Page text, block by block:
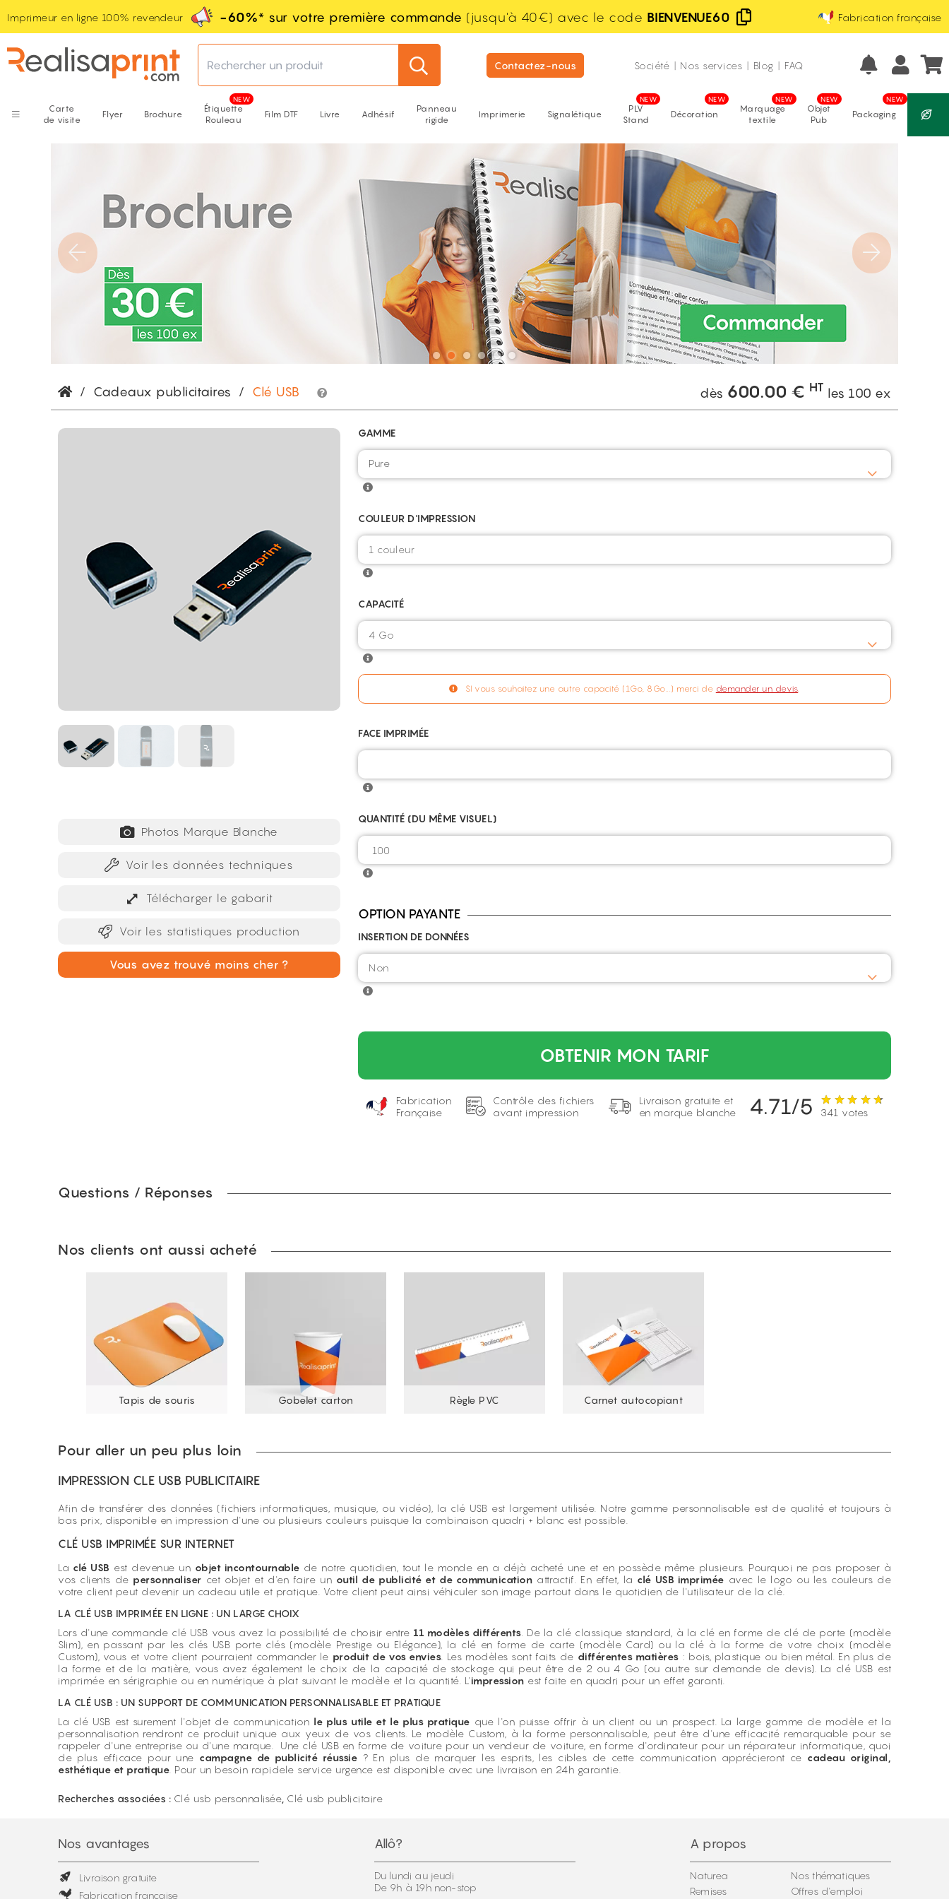
Imprimeur en ligne 100% revendeur -60%* sur votre première commande (jusqu'à 40€) avec le code BIENVENUE60
Fabrication française
Prix les moins chers d'Europe
Excellent avis vérifiés
Rechercher un produit Contactez-nous Société | Nos services | Blog | FAQ
Carte
de visite
Flyer Brochure
Étiquette
Rouleau
Film DTF Livre Adhésif
Panneau
rigide
Imprimerie Signalétique
PLV
Stand
Décoration
Marquage
textile
Objet
Pub
Packaging
/ Cadeaux publicitaires / Clé USB dès 600.00 € HT les 100 ex
Photos Marque Blanche
Voir les données techniques
Télécharger le gabarit
Voir les statistiques production
Vous avez trouvé moins cher ?
GAMME
Pure
COULEUR D'IMPRESSION
CAPACITÉ
SI vous souhaitez une autre capacité (1Go, 8Go...) merci de demander un devis.
FACE IMPRIMÉE
QUANTITÉ (DU MÊME VISUEL)
OPTION PAYANTE
INSERTION DE DONNÉES
OBTENIR MON TARIF
Fabrication
Française
Contrôle des fichiers
avant impression
Livraison gratuite et
en marque blanche
4.71/5 341 votes
Questions / Réponses
Nos clients ont aussi acheté
Tapis de souris Gobelet carton Règle PVC Carnet autocopiant
Pour aller un peu plus loin
IMPRESSION CLE USB PUBLICITAIRE
Afin de transférer des données (fichiers informatiques, musique, ou vidéo), la clé USB est largement utilisée. Notre gamme personnalisable est de qualité et toujours à
bas prix, disponible en impression d'une ou plusieurs couleurs puisque la combinaison quadri + blanc est possible.
CLÉ USB IMPRIMÉE SUR INTERNET
La clé USB est devenue un objet incontournable de notre quotidien, tout le monde en a déjà acheté une et en possède même plusieurs. Pourquoi ne pas proposer à
vos clients de personnaliser cet objet et d'en faire un outil de publicité et de communication attractif. En effet, la clé USB imprimée avec le logo ou les couleurs de
votre client peut devenir un cadeau utile et pratique. Votre client peut ainsi véhiculer son image partout dans le quotidien de l'utilisateur de la clé.
LA CLÉ USB IMPRIMÉE EN LIGNE : UN LARGE CHOIX
Lors d'une commande clé USB vous avez la possibilité de choisir entre 11 modèles différents . De la clé classique standard, à la clé en forme de clé de porte (modèle
Slim), en passant par les clés USB porte clés (modèle Prestige ou Elégance), la clé en forme de carte (modèle Card) ou la clé à la forme de votre choix (modèle
Custom), vous et votre client pourraient commander le produit de vos envies . Les modèles sont faits de différentes matières : bois, plastique ou bien métal. En plus de
la forme et de la matière, vous avez également le choix de la capacité de stockage qui peut être de 2 ou 4 Go (ou autre sur demande de devis). La clé USB est
imprimée en sérigraphie ou en numérique à plat suivant le modèle et la quantité. L'impression est faite en quadri pour un effet garanti.
LA CLÉ USB : UN SUPPORT DE COMMUNICATION PERSONNALISABLE ET PRATIQUE
La clé USB est surement l'objet de communication le plus utile et le plus pratique que l'on puisse offrir à un client ou un prospect. La large gamme de modèle et la
personnalisation rendront ce produit unique aux yeux de vos clients. Le modèle Custom, à la forme personnalisable, peut être d'une efficacité remarquable pour se
rappeler d'une entreprise ou d'une marque. Une clé USB en forme de voiture pour un vendeur de voiture, en forme d'ordinateur pour un réparateur informatique, quoi
de plus efficace pour une campagne de publicité réussie ? En plus de marquer les esprits, les cibles de cette communication apprécieront ce cadeau original,
esthétique et pratique . Pour un besoin rapidele service urgence est disponible avec une livraison en 24h garantie.
Recherches associées : Clé usb personnalisée Clé usb publicitaire
Nos avantages
Livraison gratuite
Fabrication française
Allô?
Du lundi au jeudi
De 9h à 19h non-stop
A propos
Naturea
Remises
Nos thématiques
Offres d'emploi